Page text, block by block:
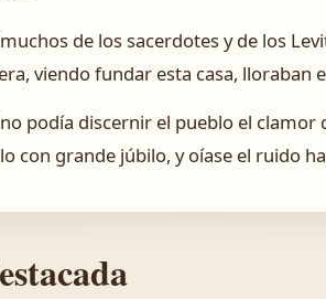
de los sacerdotes y de los
viendo fundar esta casa, lloraban
podía discernir el pueblo el
con grande júbilo, y oíase el ruido